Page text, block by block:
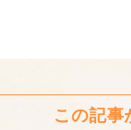
この記事